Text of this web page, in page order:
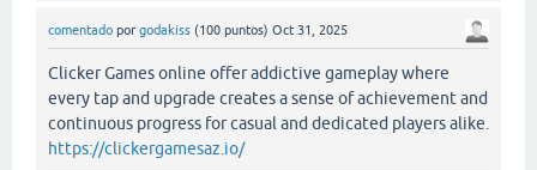
comentado por godakiss (100 puntos) Oct 31, 2025
Clicker Games online offer addictive gameplay where
every tap and upgrade creates a sense of achievement and
continuous progress for casual and dedicated players alike.
https://clickergamesaz.io/